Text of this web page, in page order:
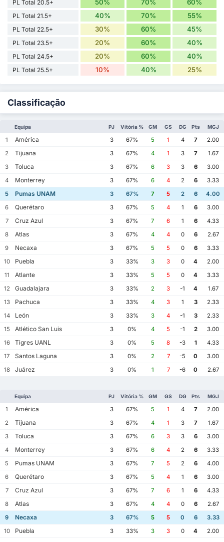
PL Total 20.5+ 50% 70% 60%
PL Total 21.5+ 40% 70% 55%
PL Total 22.5+ 30% 60% 45%
PL Total 23.5+ 20% 60% 40%
PL Total 24.5+ 20% 60% 40%
PL Total 25.5+ 10% 40% 25%
Classificação
Equipa PJ Vitória % GM GS DG Pts MGJ
1 América 3 67% 5 1 4 7
2.00
2
Tijuana 3 67% 4 1 3 7
1.67
3
Toluca 3 67% 6 3 3 6
3.00
4
Monterrey 3 67% 6 4 2 6
3.33
5
Pumas UNAM 3 67% 7 5 2 6
4.00
6
Querétaro 3 67% 5 4 1 6
3.00
7
Cruz Azul 3 67% 7 6 1 6
4.33
8
Atlas 3 67% 4 4 0 6
2.67
9
Necaxa 3 67% 5 5 0 6
3.33
10
Puebla 3 33% 3 3 0 4
2.00
11
Atlante 3 33% 5 5 0 4
3.33
12
Guadalajara 3 33% 2 3 -1 4
1.67
13
Pachuca 3 33% 4 3 1 3
2.33
14
León 3 33% 3 4 -1 3
2.33
15
Atlético San Luis 3 0% 4 5 -1 2
3.00
16
Tigres UANL 3 0% 5 8 -3 1
4.33
17
Santos Laguna 3 0% 2 7 -5 0
3.00
18
Juárez 3 0% 1 7 -6 0 2.67
Equipa PJ Vitória % GM GS DG Pts MGJ
1 América 3 67% 5 1 4 7
2.00
2
Tijuana 3 67% 4 1 3 7
1.67
3
Toluca 3 67% 6 3 3 6
3.00
4
Monterrey 3 67% 6 4 2 6
3.33
5
Pumas UNAM 3 67% 7 5 2 6
4.00
6
Querétaro 3 67% 5 4 1 6
3.00
7
Cruz Azul 3 67% 7 6 1 6
4.33
8
Atlas 3 67% 4 4 0 6
2.67
9
Necaxa 3 67% 5 5 0 6
3.33
10
Puebla 3 33% 3 3 0 4
2.00